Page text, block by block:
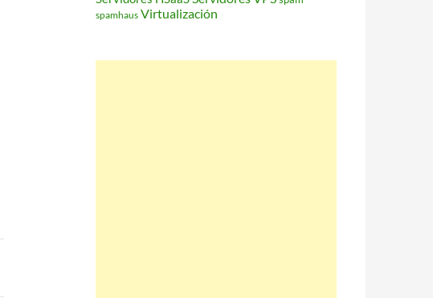
spamhaus Virtualización